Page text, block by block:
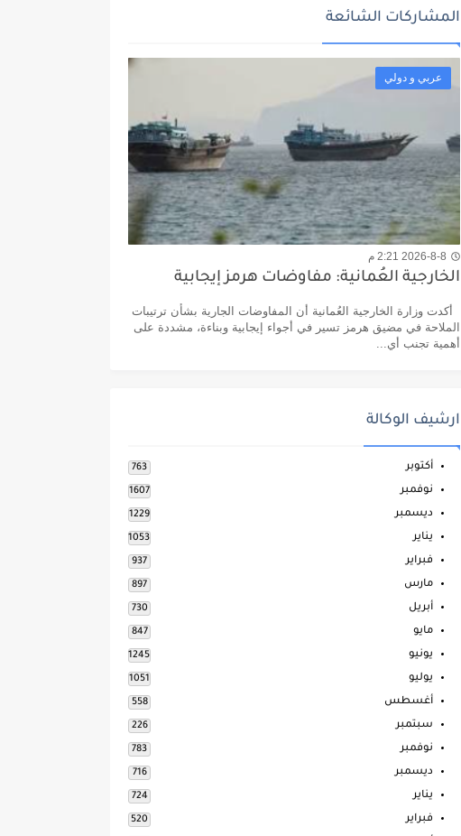
المشاركات الشائعة
عربي و دولي
2026-8-8 2:21 م
الخارجية العُمانية: مفاوضات هرمز إيجابية
أكدت وزارة الخارجية العُمانية أن المفاوضات الجارية بشأن ترتيبات
الملاحة في مضيق هرمز تسير في أجواء إيجابية وبناءة، مشددة على
أهمية تجنب أي...
ارشيف الوكالة
أكتوبر 763
نوفمبر 1607
ديسمبر 1229
يناير 1053
فبراير 937
مارس 897
أبريل 730
مايو 847
يونيو 1245
يوليو 1051
أغسطس 558
سبتمبر 226
نوفمبر 783
ديسمبر 716
يناير 724
فبراير 520